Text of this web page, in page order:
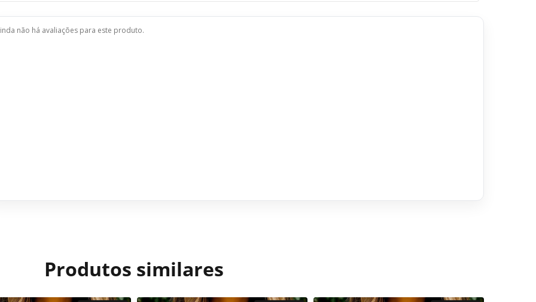
não há avaliações para este produto.
Produtos similares